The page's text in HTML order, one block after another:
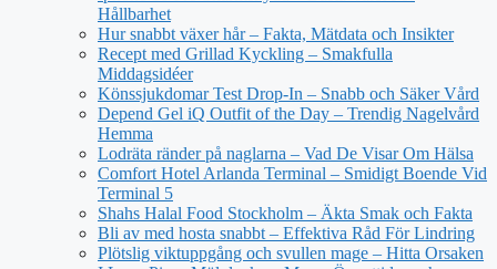
Hållbarhet
Hur snabbt växer hår – Fakta, Mätdata och Insikter
Recept med Grillad Kyckling – Smakfulla
Middagsidéer
Könssjukdomar Test Drop-In – Snabb och Säker Vård
Depend Gel iQ Outfit of the Day – Trendig Nagelvård
Hemma
Lodräta ränder på naglarna – Vad De Visar Om Hälsa
Comfort Hotel Arlanda Terminal – Smidigt Boende Vid
Terminal 5
Shahs Halal Food Stockholm – Äkta Smak och Fakta
Bli av med hosta snabbt – Effektiva Råd För Lindring
Plötslig viktuppgång och svullen mage – Hitta Orsaken